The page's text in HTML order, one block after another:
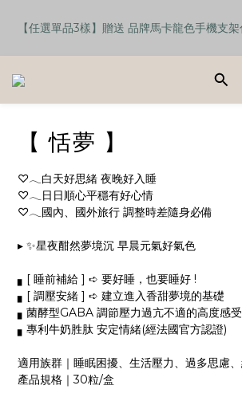
美品牌好禮】!
🎉首購加入官網會員及官方LINE 全館現抵
美品牌好禮】!
【 恬夢 】
♡𓂃白天好思緒 夜晚好入睡
♡𓂃日日順心平穩有好心情
♡𓂃國內、國外旅行 調整時差隨身必備
▸ ✨星夜酣然夢境沉 早晨元氣好氣色
▖[ 睡前補給 ] ➪ 要好睡，也要睡好 !
▖[ 調壓安緒 ] ➪ 建立進入香甜夢境的基礎
▖菌酵型GABA 調節壓力過亢不適的高度感受
▖專利牛奶胜肽 安定情緒(經法國官方認證)
適用族群｜睡眠困擾、生活壓力、過多思慮
產品規格｜30粒/盒